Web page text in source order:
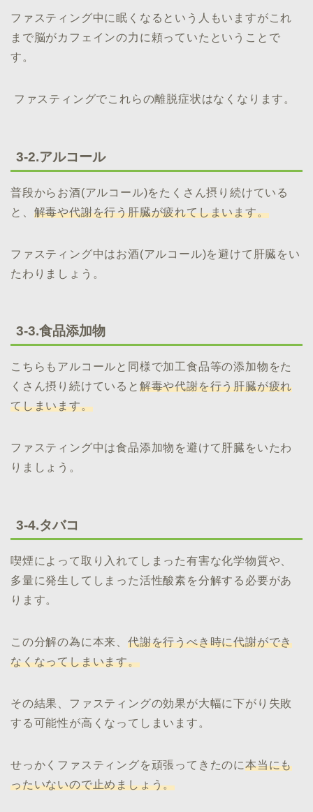
ファスティング中に眠くなるという人もいますがこれ
まで脳がカフェインの力に頼っていたということで
す。
ファスティングでこれらの離脱症状はなくなります。
3-2.アルコール
普段からお酒(アルコール)をたくさん摂り続けている
と、 解毒や代謝を行う肝臓が疲れてしまいます。
ファスティング中はお酒(アルコール)を避けて肝臓をい
たわりましょう。
3-3.食品添加物
こちらもアルコールと同様で加工食品等の添加物をた
くさん摂り続けていると 解毒や代謝を行う肝臓が疲れ
てしまいます。
ファスティング中は食品添加物を避けて肝臓をいたわ
りましょう。
3-4.タバコ
喫煙によって取り入れてしまった有害な化学物質や、
多量に発生してしまった活性酸素を分解する必要があ
ります。
この分解の為に本来、 代謝を行うべき時に代謝ができ
なくなってしまいます。
その結果、ファスティングの効果が大幅に下がり失敗
する可能性が高くなってしまいます。
せっかくファスティングを頑張ってきたのに本当にも
ったいないので止めましょう。